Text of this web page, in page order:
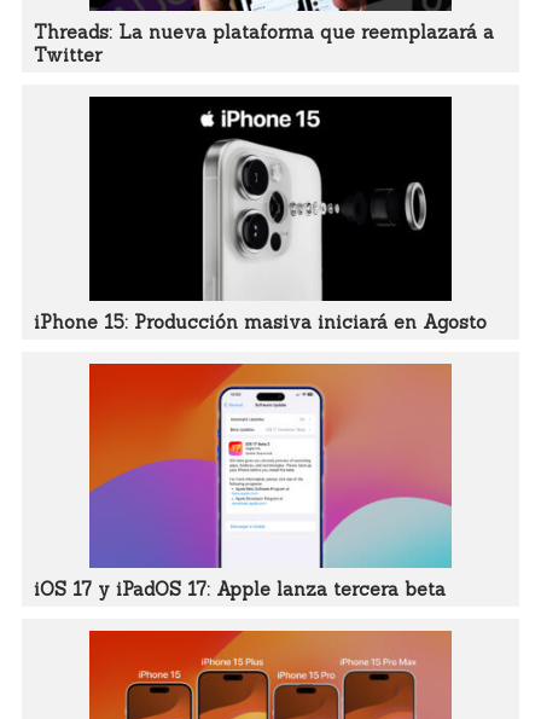
Threads: La nueva plataforma que reemplazará a
Twitter
iPhone 15: Producción masiva iniciará en Agosto
iOS 17 y iPadOS 17: Apple lanza tercera beta